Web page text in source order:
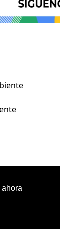
ahora